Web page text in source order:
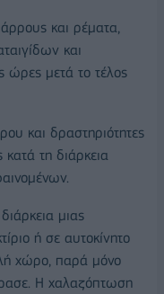
και ρέματα,
και
ώρες μετά το τέλος
και δραστηριότητες
κατά τη διάρκεια
μιας
ή σε αυτοκίνητο
χώρο, παρά μόνο
Η χαλαζόπτωση